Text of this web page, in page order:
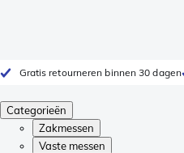
Gratis retourneren binnen 30 dagen
Categorieën
Zakmessen
Vaste messen